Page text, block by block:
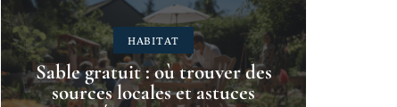
HABITAT
Sable gratuit : où trouver des
sources locales et astuces